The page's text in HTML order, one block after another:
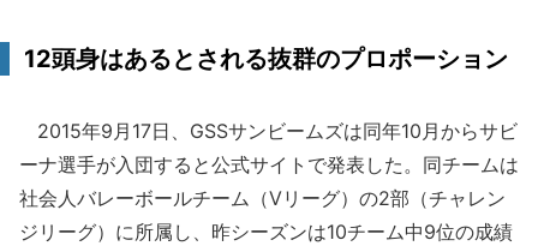
12頭身はあるとされる抜群のプロポーション
2015年9月17日、GSSサンビームズは同年10月からサビ
ーナ選手が入団すると公式サイトで発表した。同チームは
社会人バレーボールチーム（Vリーグ）の2部（チャレン
ジリーグ）に所属し、昨シーズンは10チーム中9位の成績